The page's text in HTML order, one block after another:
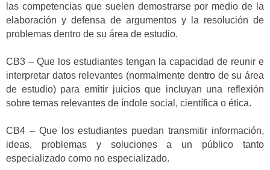
las competencias que suelen demostrarse por medio de la
elaboración y defensa de argumentos y la resolución de
problemas dentro de su área de estudio.
CB3 – Que los estudiantes tengan la capacidad de reunir e
interpretar datos relevantes (normalmente dentro de su área
de estudio) para emitir juicios que incluyan una reflexión
sobre temas relevantes de índole social, científica o ética.
CB4 – Que los estudiantes puedan transmitir información,
ideas, problemas y soluciones a un público tanto
especializado como no especializado.